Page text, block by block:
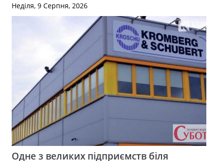
Неділя, 9 Серпня, 2026
Одне з великих підприємств біля